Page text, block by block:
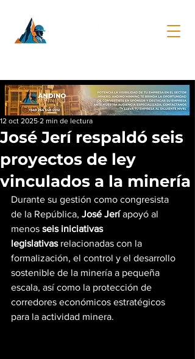
José Jerí respaldó seis
proyectos de ley
vinculados a la minería
12 oct 2025 2 min de lectura
Durante su gestión como congresista
de la República, José Jerí apoyó al
menos seis iniciativas
legislativas relacionadas con la
formalización, el control y el desarrollo
sostenible de la minería a pequeña
escala, así como la protección de
corredores económicos estratégicos
para la actividad minera.